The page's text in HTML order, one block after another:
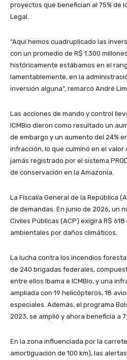
proyectos que benefician al 75% de
Legal.
“Aquí hemos cuadruplicado las
con un promedio de R$ 1.300
históricamente estábamos en el
lamentablemente, en la
inversión alguna”, remarcó André
Las acciones de mando y control
ICMBio dieron como resultado un
de embargo y un aumento del 24%
infracción, lo que culminó en el
jamás registrado por el sistema
de conservación en la Amazonía.
La Fiscalía General de la República
de demandas. En junio de 2026, un
Civiles Públicas (ACP) exigirá R$
ambientales por daños climáticos.
La lucha contra los incendios
de 240 brigadas federales,
entre ellos Ibama e ICMBio, y una
ampliada con 19 helicópteros, 18
especiales. Además, el programa
2023, se amplió y ahora beneficia a
En la zona influenciada por la
amortiguación de 100 km), las